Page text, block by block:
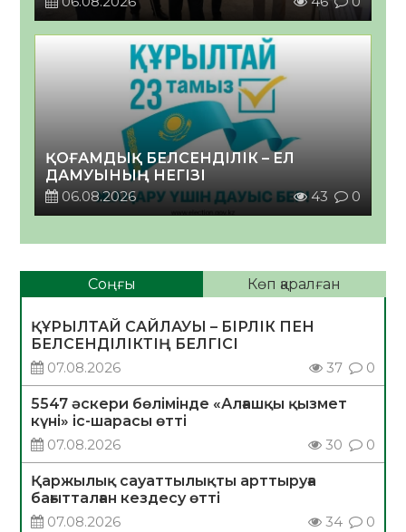
ҚОҒАМДЫҚ БЕЛСЕНДІЛІК – ЕЛ
ДАМУЫНЫҢ НЕГІЗІ
06.08.2026
43 0
Соңғы Көп қаралған
ҚҰРЫЛТАЙ САЙЛАУЫ – БІРЛІК ПЕН
БЕЛСЕНДІЛІКТІҢ БЕЛГІСІ
07.08.2026
37 0
5547 әскери бөлімінде «Алғашқы қызмет
күні» іс-шарасы өтті
07.08.2026
30 0
Қаржылық сауаттылықты арттыруға
бағытталған кездесу өтті
07.08.2026
34 0